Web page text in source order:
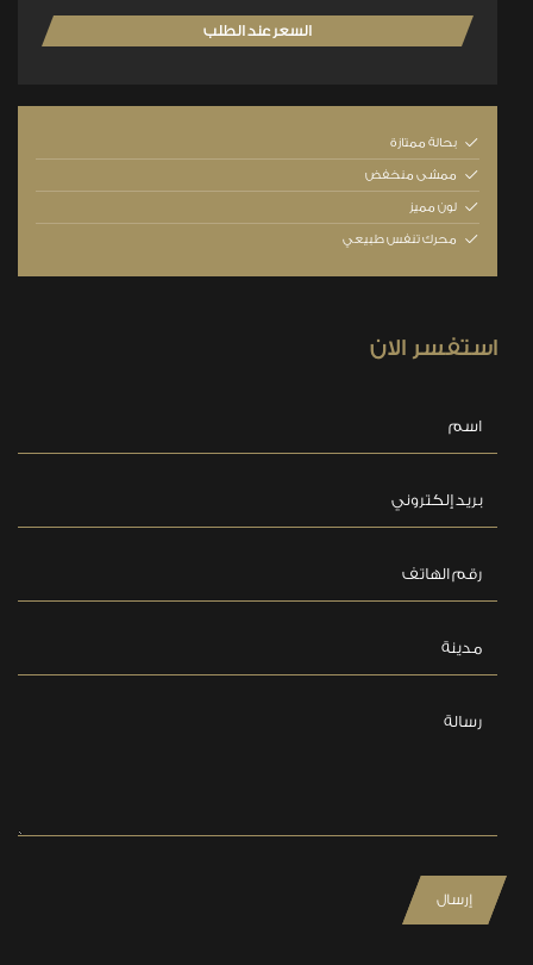
السعر عند الطلب
بحالة ممتازة
ممشى منخفض
لون مميز
محرك تنفس طبيعي
استفسر الان
اسم
بريد إلكتروني
رقم الهاتف
مدينة
رسالة
إرسال